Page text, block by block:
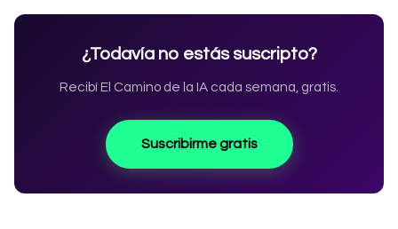
¿Todavía no estás suscripto?
Recibí El Camino de la IA cada semana, gratis.
Suscribirme gratis